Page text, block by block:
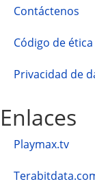
Contáctenos
Código de ética
Privacidad de
Enlaces
Playmax.tv